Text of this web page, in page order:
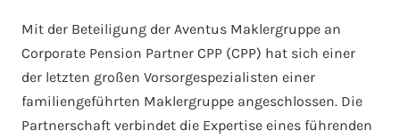
Mit der Beteiligung der Aventus Maklergruppe an
Corporate Pension Partner CPP (CPP) hat sich einer
der letzten großen Vorsorgespezialisten einer
familiengeführten Maklergruppe angeschlossen. Die
Partnerschaft verbindet die Expertise eines führenden